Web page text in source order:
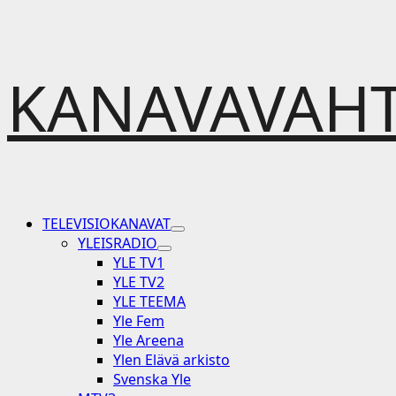
to
content
PrimaryTELEVISIOKANAVAT
YLEISRADIO
YLE TV1
YLE TV2
YLE TEEMA
Yle Fem
Yle Areena
Ylen Elävä arkisto
Svenska Yle